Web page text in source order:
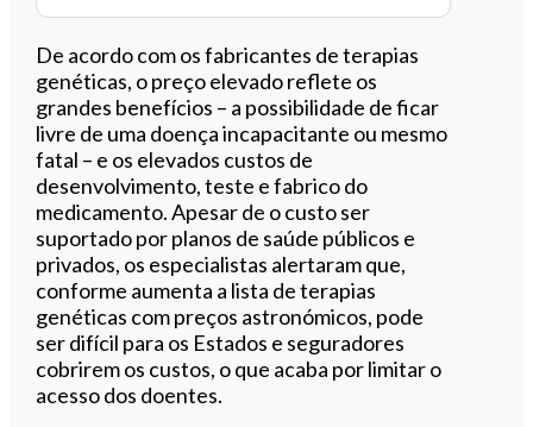
De acordo com os fabricantes de terapias
genéticas, o preço elevado reflete os
grandes benefícios – a possibilidade de ficar
livre de uma doença incapacitante ou mesmo
fatal – e os elevados custos de
desenvolvimento, teste e fabrico do
medicamento. Apesar de o custo ser
suportado por planos de saúde públicos e
privados, os especialistas alertaram que,
conforme aumenta a lista de terapias
genéticas com preços astronómicos, pode
ser difícil para os Estados e seguradores
cobrirem os custos, o que acaba por limitar o
acesso dos doentes.